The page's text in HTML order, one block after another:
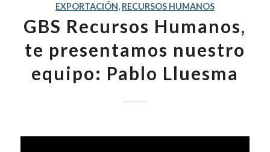
EXPORTACIÓN, RECURSOS HUMANOS
GBS Recursos Humanos,
te presentamos nuestro
equipo: Pablo Lluesma